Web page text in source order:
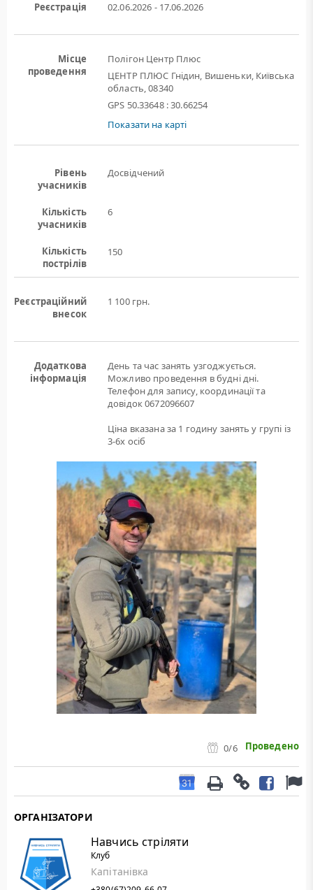
Реєстрація 02.06.2026 - 17.06.2026
Місце
проведення
Полігон Центр Плюс
ЦЕНТР ПЛЮС Гнідин, Вишеньки, Київська
область, 08340
GPS 50.33648 : 30.66254
Показати на карті
Рівень
учасників
Досвідчений
Кількість
учасників
6
Кількість
пострілів
150
Реєстраційний
внесок
1 100 грн.
Додаткова
інформація
День та час занять узгоджується.
Можливо проведення в будні дні.
Телефон для запису, координації та
довідок 0672096607
Ціна вказана за 1 годину занять у групі із
3-6х осіб
0/6 Проведено
ОРГАНІЗАТОРИ
Навчись стріляти
Клуб
Капітанівка